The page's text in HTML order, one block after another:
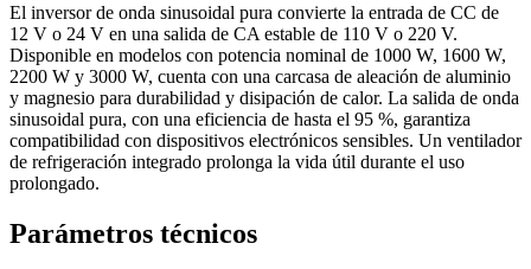
El inversor de onda sinusoidal pura convierte la entrada de CC de
12 V o 24 V en una salida de CA estable de 110 V o 220 V.
Disponible en modelos con potencia nominal de 1000 W, 1600 W,
2200 W y 3000 W, cuenta con una carcasa de aleación de aluminio
y magnesio para durabilidad y disipación de calor. La salida de onda
sinusoidal pura, con una eficiencia de hasta el 95 %, garantiza
compatibilidad con dispositivos electrónicos sensibles. Un ventilador
de refrigeración integrado prolonga la vida útil durante el uso
prolongado.
Parámetros técnicos